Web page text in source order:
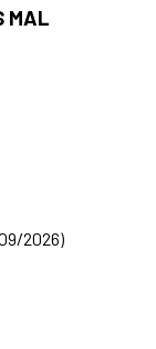
MAL
2026)